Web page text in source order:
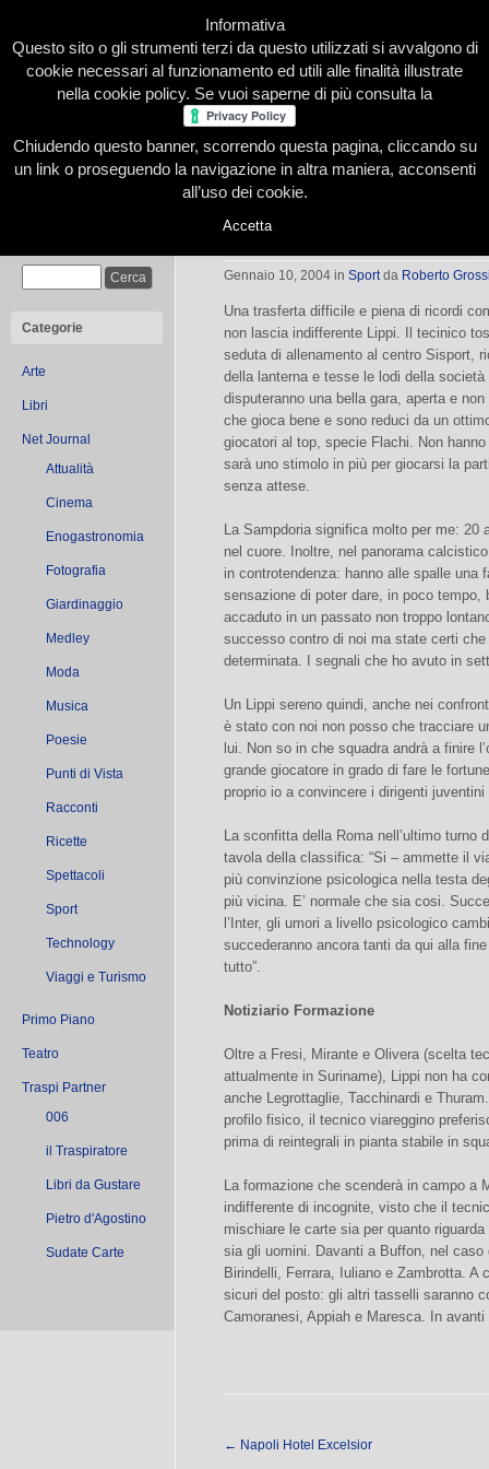
Home Presentazione Redazione Le nostre firme
Categorie
Arte
Libri
Net Journal
Attualità
Cinema
Enogastronomia
Fotografia
Giardinaggio
Medley
Moda
Musica
Poesie
Punti di Vista
Racconti
Ricette
Spettacoli
Sport
Technology
Viaggi e Turismo
Primo Piano
Teatro
Traspi Partner
006
il Traspiratore
Libri da Gustare
Pietro d'Agostino
Sudate Carte
Amarcord di Lippi
Gennaio 10, 2004 in Sportda Roberto
Una trasferta difficile e piena di ricordi
non lascia indifferente Lippi. Il tecinico
seduta di allenamento al centro Sisport,
della lanterna e tesse le lodi della
disputeranno una bella gara, aperta e
che gioca bene e sono reduci da un
giocatori al top, specie Flachi. Non
sarà uno stimolo in più per giocarsi la
senza attese.
La Sampdoria significa molto per me: 20
nel cuore. Inoltre, nel panorama
in controtendenza: hanno alle spalle una
sensazione di poter dare, in poco
accaduto in un passato non troppo
successo contro di noi ma state certi
determinata. I segnali che ho avuto in
Un Lippi sereno quindi, anche nei
è stato con noi non posso che tracciare
lui. Non so in che squadra andrà a finire
grande giocatore in grado di fare le
proprio io a convincere i dirigenti
La sconfitta della Roma nell’ultimo turno
tavola della classifica: “Si – ammette il
più convinzione psicologica nella testa
più vicina. E’ normale che sia cosi.
l’Inter, gli umori a livello psicologico
succederanno ancora tanti da qui alla
tutto”.
Notiziario Formazione
Oltre a Fresi, Mirante e Olivera (scelta
attualmente in Suriname), Lippi non ha
anche Legrottaglie, Tacchinardi e
profilo fisico, il tecnico viareggino
prima di reintegrali in pianta stabile in
La formazione che scenderà in campo a
indifferente di incognite, visto che il
mischiare le carte sia per quanto
sia gli uomini. Davanti a Buffon, nel
Birindelli, Ferrara, Iuliano e Zambrotta. A
sicuri del posto: gli altri tasselli saranno
Camoranesi, Appiah e Maresca. In
← Napoli Hotel Excelsior
Informativa
Questo sito o gli strumenti terzi da questo utilizzati si avvalgono di
cookie necessari al funzionamento ed utili alle finalità illustrate
nella cookie policy. Se vuoi saperne di più consulta la
Chiudendo questo banner, scorrendo questa pagina, cliccando su
un link o proseguendo la navigazione in altra maniera, acconsenti
all’uso dei cookie.
Accetta